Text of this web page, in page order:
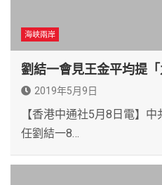
海峽兩岸
劉結一會見王金平均提「
2019年5月9日
【香港中通社5月8日電】
任劉結一8…